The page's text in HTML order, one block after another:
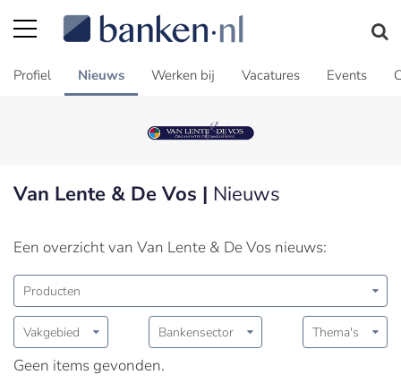
Profiel Nieuws Werken bij Vacatures Events
Van Lente & De Vos | Nieuws
Een overzicht van Van Lente & De Vos nieuws:
Producten
Vakgebied Bankensector Thema's
Geen items gevonden.